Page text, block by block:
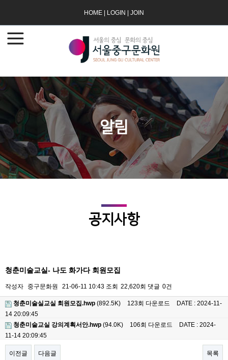
HOME LOGIN JOIN
알림
공지사항
청춘미술교실- 나도 화가다 회원모집
작성자 중구문화원 21-06-11 10:43 조회 22,620회 댓글 0건
청춘미술실교실 회원모집.hwp (892.5K) 123회 다운로드
DATE : 2024-11-
14 20:09:45
청춘미술교실 강의계획서안.hwp (94.0K) 106회 다운로드
DATE : 2024-
11-14 20:09:45
이전글 다음글 목록